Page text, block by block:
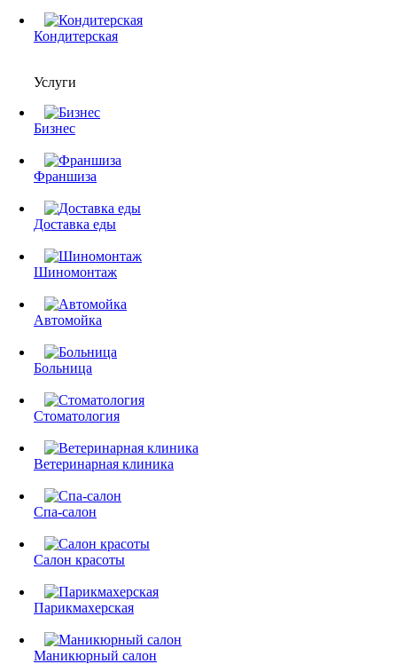
Кондитерская
Услуги
Бизнес
Франшиза
Доставка еды
Шиномонтаж
Автомойка
Больница
Стоматология
Ветеринарная клиника
Спа-салон
Салон красоты
Парикмахерская
Маникюрный салон